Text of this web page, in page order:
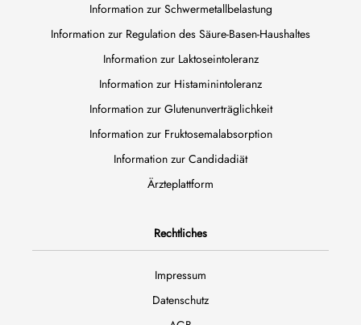
Information zur Schwermetallbelastung
Information zur Regulation des Säure-Basen-Haushaltes
Information zur Laktoseintoleranz
Information zur Histaminintoleranz
Information zur Glutenunverträglichkeit
Information zur Fruktosemalabsorption
Information zur Candidadiät
Ärzteplattform
Rechtliches
Impressum
Datenschutz